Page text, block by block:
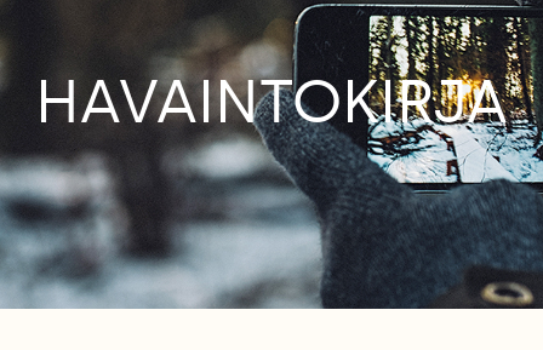
HAVAINTOKIRJA